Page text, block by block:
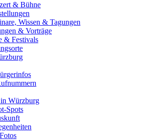
& Bühne
Wissen & Tagungen
& Vorträge
& Festivals
Würzburg
Spots